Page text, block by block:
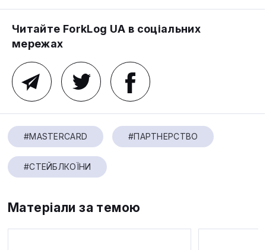
Читайте ForkLog UA в соціальних
мережах
#MASTERCARD #ПАРТНЕРСТВО
#СТЕЙБЛКОЇНИ
Матеріали за темою